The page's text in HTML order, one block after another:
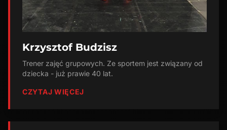
Krzysztof Budzisz
Trener zajęć grupowych. Ze sportem jest związany od
dziecka - już prawie 40 lat.
CZYTAJ WIĘCEJ